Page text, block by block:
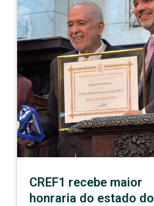
CREF1 recebe maior
honraria do estado do